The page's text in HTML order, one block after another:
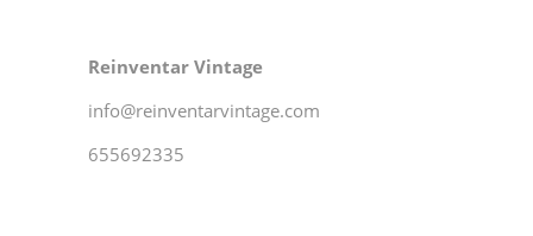
Reinventar Vintage
info@reinventarvintage.com
655692335